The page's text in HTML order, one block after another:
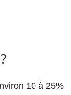
10 à 25%